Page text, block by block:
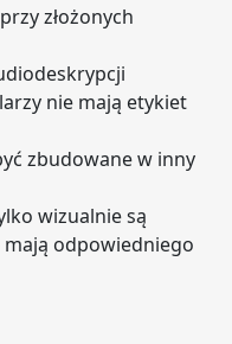
złożonych
nie mają etykiet
zbudowane w inny
wizualnie są
mają odpowiedniego